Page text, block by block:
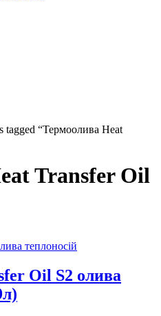
tagged “Термоолива Heat
Transfer Oil
Oil S2 олива